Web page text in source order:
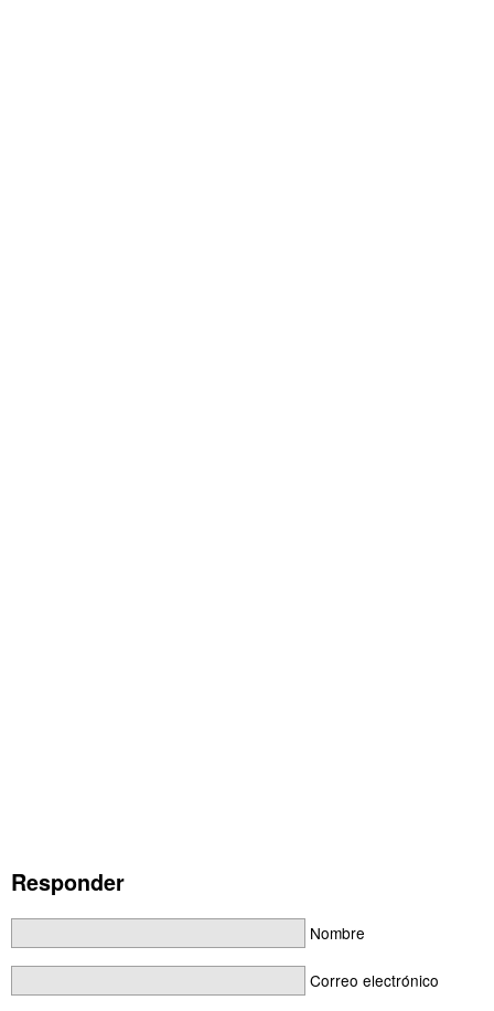
Responder
Nombre
Correo electrónico